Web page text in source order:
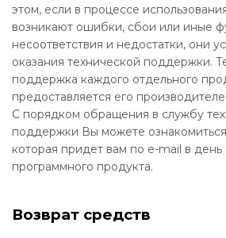
этом, если в процессе
возникают ошибки, сбои или иные
несоответствия и недостатки, они
оказания технической поддержки.
поддержка каждого отдельного
предоставляется его
С порядком обращения в службу
поддержки Вы можете
которая придет вам по e-mail в день
программного продукта.
Возврат средств